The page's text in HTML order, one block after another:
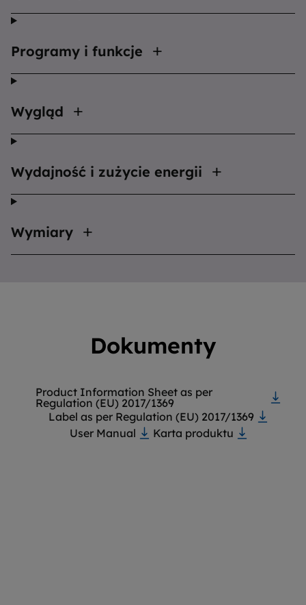
Programy i funkcje
Wygląd
Wydajność i zużycie energii
Wymiary
Dokumenty
Product Information Sheet as per
Regulation (EU) 2017/1369
Label as per Regulation (EU) 2017/1369
User Manual
Karta produktu